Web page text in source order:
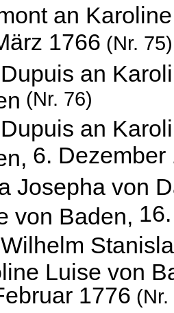
an
1766 (Nr. 75)
an
(Nr. 76)
an
6. Dezember
Josepha von
von Baden,
Luise von
1776 (Nr.